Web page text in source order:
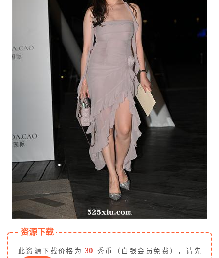
资源下载
此资源下载价格为 30 秀币（白银会员免费），请先